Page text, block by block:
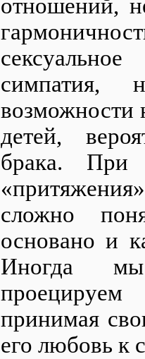
отношений,
симпатия,
возможности
детей,
брака. При
сложно
основано и
Иногда
принимая
его любовь к